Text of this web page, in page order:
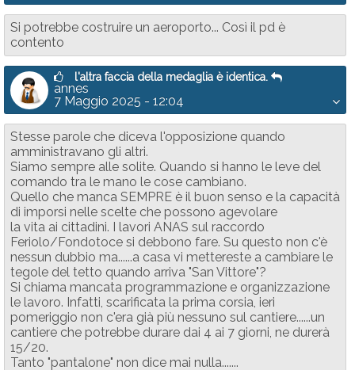
Si potrebbe costruire un aeroporto... Così il pd è
contento
l'altra faccia della medaglia è identica.
annes
7 Maggio 2025 - 12:04
Stesse parole che diceva l'opposizione quando
amministravano gli altri.
Siamo sempre alle solite. Quando si hanno le leve del
comando tra le mano le cose cambiano.
Quello che manca SEMPRE è il buon senso e la capacità
di imporsi nelle scelte che possono agevolare
la vita ai cittadini. I lavori ANAS sul raccordo
Feriolo/Fondotoce si debbono fare. Su questo non c'è
nessun dubbio ma......a casa vi mettereste a cambiare le
tegole del tetto quando arriva "San Vittore"?
Si chiama mancata programmazione e organizzazione
le lavoro. Infatti, scarificata la prima corsia, ieri
pomeriggio non c'era già più nessuno sul cantiere......un
cantiere che potrebbe durare dai 4 ai 7 giorni, ne durerà
15/20.
Tanto "pantalone" non dice mai nulla.......